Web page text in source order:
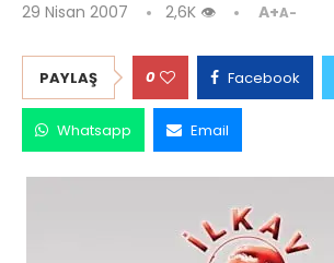
29 Nisan 2007 2,6K 👁 A+A-
PAYLAŞ 0 Facebook
Whatsapp Email